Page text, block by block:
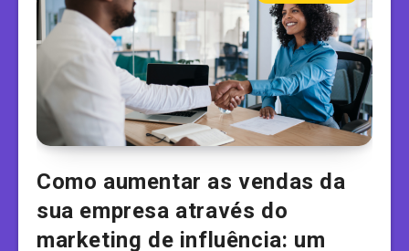
Como aumentar as vendas da
sua empresa através do
marketing de influência: um